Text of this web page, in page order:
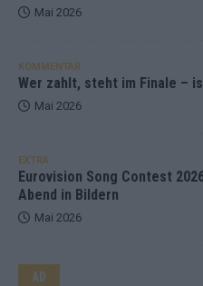
Mai 2026
KOMMENTAR
Wer zahlt, steht im Finale –
Mai 2026
EXTRA
Eurovision Song Contest
Abend in Bildern
Mai 2026
AD